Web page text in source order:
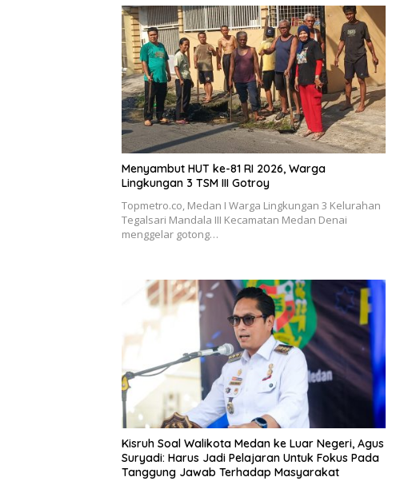
Menyambut HUT ke-81 RI 2026, Warga
Lingkungan 3 TSM III Gotroy
Topmetro.co, Medan I Warga Lingkungan 3 Kelurahan
Tegalsari Mandala III Kecamatan Medan Denai
menggelar gotong…
Kisruh Soal Walikota Medan ke Luar Negeri, Agus
Suryadi: Harus Jadi Pelajaran Untuk Fokus Pada
Tanggung Jawab Terhadap Masyarakat